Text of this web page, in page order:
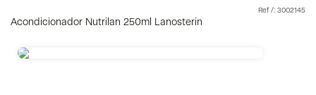
: 3002145
Acondicionador Nutrilan 250ml Lanosterin